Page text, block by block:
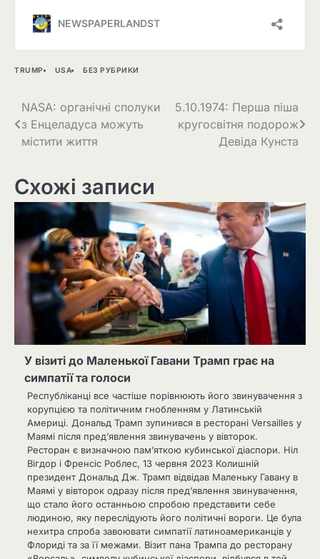
TRUMP USA БЕЗ РУБРИКИ
Навігація
записів
NASA: органічні сполуки
з Енцеладуса можуть
містити життя
5.10.1974: Перша піша
кругосвітня подорож
Девіда Кунста
Схожі записи
У візиті до Маленької Гавани Трамп грає на
симпатії та голоси
Республіканці все частіше порівнюють його звинувачення з
корупцією та політичним гнобленням у Латинській
Америці. Дональд Трамп зупинився в ресторані Versailles у
Маямі після пред’явлення звинувачень у вівторок.
Ресторан є визначною пам’яткою кубинської діаспори. Ніл
Вігдор і Френсіс Роблес, 13 червня 2023 Колишній
президент Дональд Дж. Трамп відвідав Маленьку Гавану в
Маямі у вівторок одразу після пред’явлення звинувачення,
що стало його останньою спробою представити себе
людиною, яку переслідують його політичні вороги. Це була
нехитра спроба завоювати симпатії латиноамериканців у
Флориді та за її межами. Візит пана Трампа до ресторану